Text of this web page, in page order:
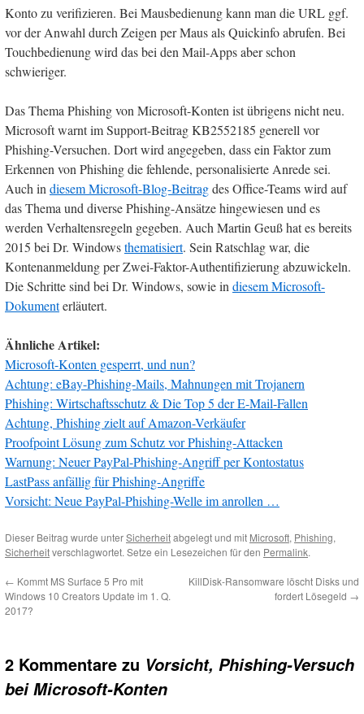
Konto zu verifizieren. Bei Mausbedienung kann man die URL ggf.
vor der Anwahl durch Zeigen per Maus als Quickinfo abrufen. Bei
Touchbedienung wird das bei den Mail-Apps aber schon
schwieriger.
Das Thema Phishing von Microsoft-Konten ist übrigens nicht neu.
Microsoft warnt im Support-Beitrag KB2552185 generell vor
Phishing-Versuchen. Dort wird angegeben, dass ein Faktor zum
Erkennen von Phishing die fehlende, personalisierte Anrede sei.
Auch indiesem Microsoft-Blog-Beitragdes Office-Teams wird auf
das Thema und diverse Phishing-Ansätze hingewiesen und es
werden Verhaltensregeln gegeben. Auch Martin Geuß hat es bereits
2015 bei Dr. Windowsthematisiert. Sein Ratschlag war, die
Kontenanmeldung per Zwei-Faktor-Authentifizierung abzuwickeln.
Die Schritte sind bei Dr. Windows, sowie indiesem Microsoft-
Dokumenterläutert.
Ähnliche Artikel:
Microsoft-Konten gesperrt, und nun?
Achtung: eBay-Phishing-Mails, Mahnungen mit Trojanern
Phishing: Wirtschaftsschutz & Die Top 5 der E-Mail-Fallen
Achtung, Phishing zielt auf Amazon-Verkäufer
Proofpoint Lösung zum Schutz vor Phishing-Attacken
Warnung: Neuer PayPal-Phishing-Angriff per Kontostatus
LastPass anfällig für Phishing-Angriffe
Vorsicht: Neue PayPal-Phishing-Welle im anrollen …
Dieser Beitrag wurde unterSicherheitabgelegt und mit Microsoft, Phishing,
Sicherheitverschlagwortet. Setze ein Lesezeichen für den Permalink.
← Kommt MS Surface 5 Pro mit
Windows 10 Creators Update im 1. Q.
2017?
KillDisk-Ransomware löscht Disks und
fordert Lösegeld →
2 Kommentare zu Vorsicht, Phishing-Versuch
bei Microsoft-Konten